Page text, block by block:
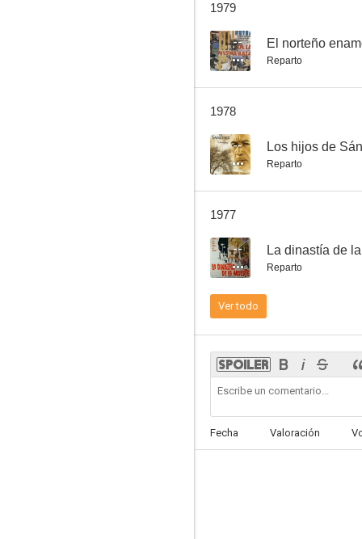
1979
-- El norteño
Reparto
1978
-- Los hijos de
Reparto
1977
-- La dinastía de
Reparto
Ver todo
Fecha Valoración